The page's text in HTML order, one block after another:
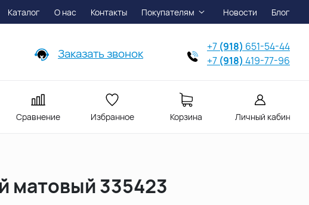
Каталог О нас Контакты Покупателям Новости Блог
Заказать звонок +7 (918) 651-54-44
+7 (918) 419-77-96
Сравнение Избранное Корзина Личный кабинет
матовый 335423